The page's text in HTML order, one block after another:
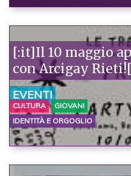
[:it]Il 10 maggio
con Arcigay
EVENTI
CULTURA
GIOVANI
IDENTITÀ E ORGOGLIO